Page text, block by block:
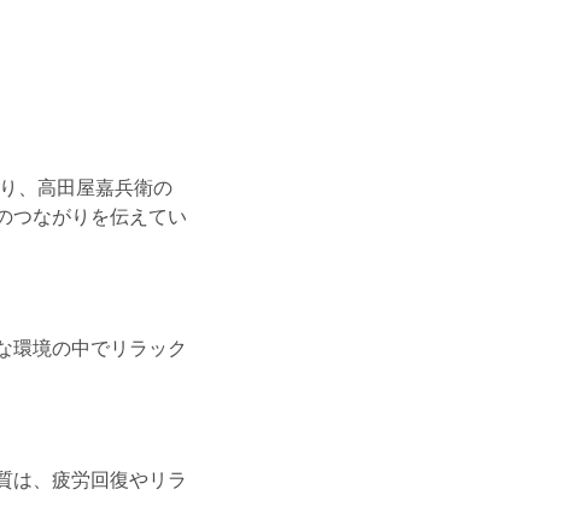
、高田屋嘉兵衛の
つながりを伝えてい
環境の中でリラック
は、疲労回復やリラ